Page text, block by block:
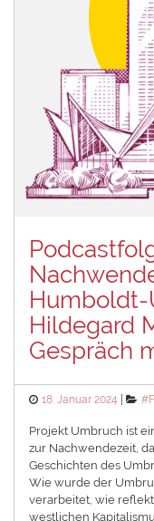
Humboldt-
Hildegard
Gespräch
Posted
18. Januar 2024
Projekt Umbruch ist
zur Nachwendezeit,
Geschichten des
Wie wurde der
verarbeitet, wie
westlichen